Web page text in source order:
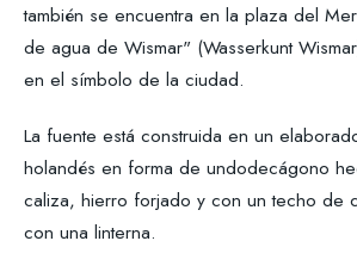
también se encuentra en la plaza del
de agua de Wismar" (Wasserkunt
en el símbolo de la ciudad.
La fuente está construida en un
holandés en forma de undodecágono
caliza, hierro forjado y con un techo de
con una linterna.